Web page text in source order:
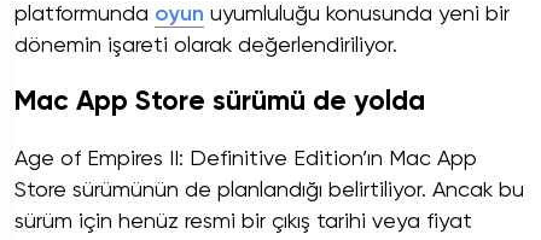
platformunda oyun uyumluluğu konusunda yeni bir
dönemin işareti olarak değerlendiriliyor.
Mac App Store sürümü de yolda
Age of Empires II: Definitive Edition’ın Mac App
Store sürümünün de planlandığı belirtiliyor. Ancak bu
sürüm için henüz resmi bir çıkış tarihi veya fiyat